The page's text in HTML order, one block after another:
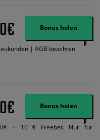
und Ausnahmen. Der Bonus-
benutzt werden, jedoch
Bonus holen
| AGB beachten
Bonus holen
+ 10 € Freebet. Nur für